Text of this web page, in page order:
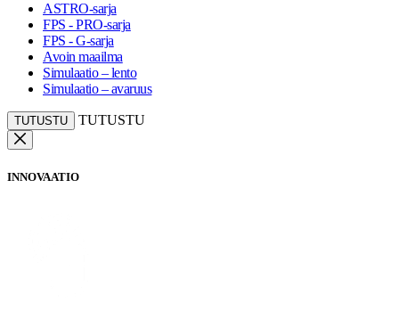
ASTRO-sarja
FPS - PRO-sarja
FPS - G-sarja
Avoin maailma
Simulaatio – lento
Simulaatio – avaruus
TUTUSTU TUTUSTU
INNOVAATIO